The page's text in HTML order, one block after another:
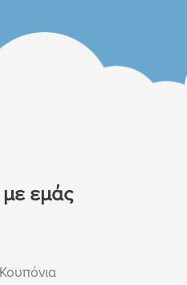
με εμάς